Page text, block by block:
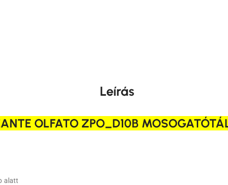
Leírás
OLFATO ZPO_D10B
alatt